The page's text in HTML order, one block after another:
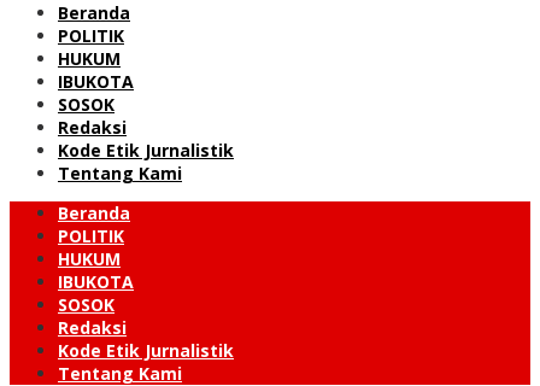
Beranda
POLITIK
HUKUM
IBUKOTA
SOSOK
Redaksi
Kode Etik Jurnalistik
Tentang Kami
Beranda
POLITIK
HUKUM
IBUKOTA
SOSOK
Redaksi
Kode Etik Jurnalistik
Tentang Kami